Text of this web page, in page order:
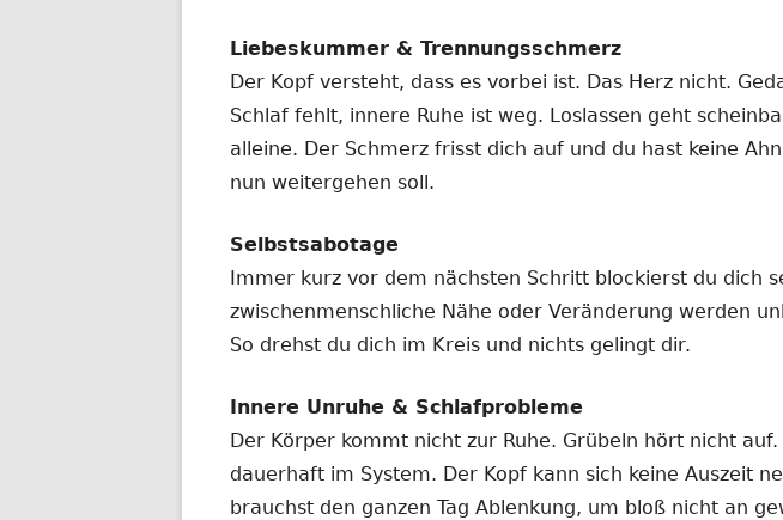
Liebeskummer & Trennungsschmerz
Der Kopf versteht, dass es vorbei ist. Das Herz nicht.
Schlaf fehlt, innere Ruhe ist weg. Loslassen geht
alleine. Der Schmerz frisst dich auf und du hast keine
nun weitergehen soll.
Selbstsabotage
Immer kurz vor dem nächsten Schritt blockierst du dich
zwischenmenschliche Nähe oder Veränderung werden
So drehst du dich im Kreis und nichts gelingt dir.
Innere Unruhe & Schlafprobleme
Der Körper kommt nicht zur Ruhe. Grübeln hört nicht
dauerhaft im System. Der Kopf kann sich keine Auszeit
brauchst den ganzen Tag Ablenkung, um bloß nicht an